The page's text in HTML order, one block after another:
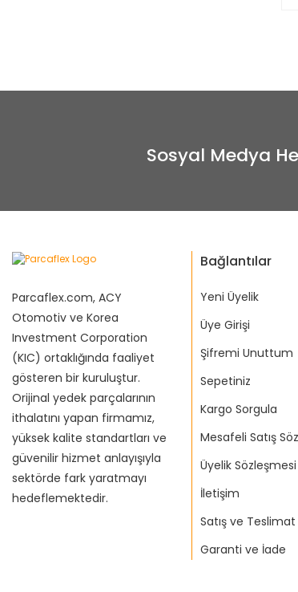
Sosyal Medya
Parcaflex.com, ACY
Otomotiv ve Korea
Investment Corporation
(KIC) ortaklığında faaliyet
gösteren bir kuruluştur.
Orijinal yedek parçalarının
ithalatını yapan firmamız,
yüksek kalite standartları ve
güvenilir hizmet anlayışıyla
sektörde fark yaratmayı
hedeflemektedir.
Bağlantılar
Yeni Üyelik
Üye Girişi
Şifremi Unuttum
Sepetiniz
Kargo Sorgula
Mesafeli Satış
Üyelik Sözleşmesi
İletişim
Satış ve Teslimat
Garanti ve İade